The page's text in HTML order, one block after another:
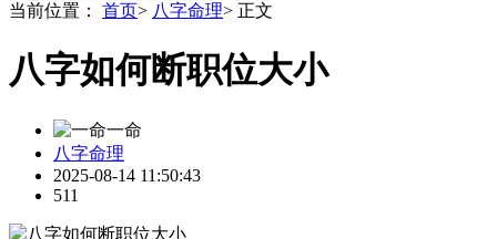
当前位置： 首页> 八字命理> 正文
八字如何断职位大小
一命
八字命理
2025-08-14 11:50:43
511